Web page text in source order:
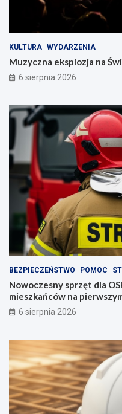
KULTURA WYDARZENIA
Muzyczna eksplozja na
6 sierpnia 2026
BEZPIECZEŃSTWO POMOC
Nowoczesny sprzęt dla
mieszkańców na
6 sierpnia 2026